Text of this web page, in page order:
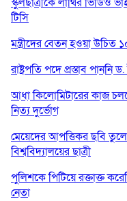
টিসি
মন্ত্রীদের বেতন হওয়া
রাষ্ট্রপতি পদে প্রস্তাব
আধা কিলোমিটারের কাজ
নিত্য দুর্ভোগ
মেয়েদের আপত্তিকর ছবি তুলে
বিশ্ববিদ্যালয়ের ছাত্রী
পুলিশকে পিটিয়ে রক্তাক্ত
নেতা